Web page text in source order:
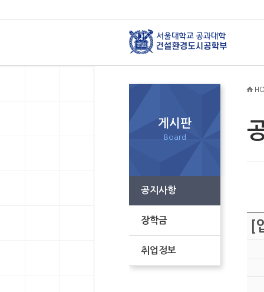
게시판
Board
공지사항
장학금
취업정보
[